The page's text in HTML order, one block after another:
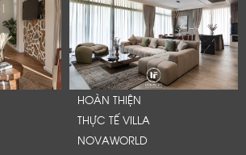
HOÀN THIỆN
THỰC TẾ VILLA
NOVAWORLD